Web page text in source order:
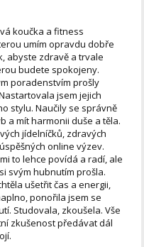
koučka a fitness
umím opravdu dobře
abyste zdravě a trvale
budete spokojeny.
poradenstvím prošly
jsem jejich
stylu. Naučily se správně
a mít harmonii duše a těla.
jídelníčků, zdravých
online výzev.
to lehce povídá a radí, ale
svým hubnutím prošla.
ušetřit čas a energii,
ponořila jsem se
Studovala, zkoušela. Vše
zkušenost předávat dál